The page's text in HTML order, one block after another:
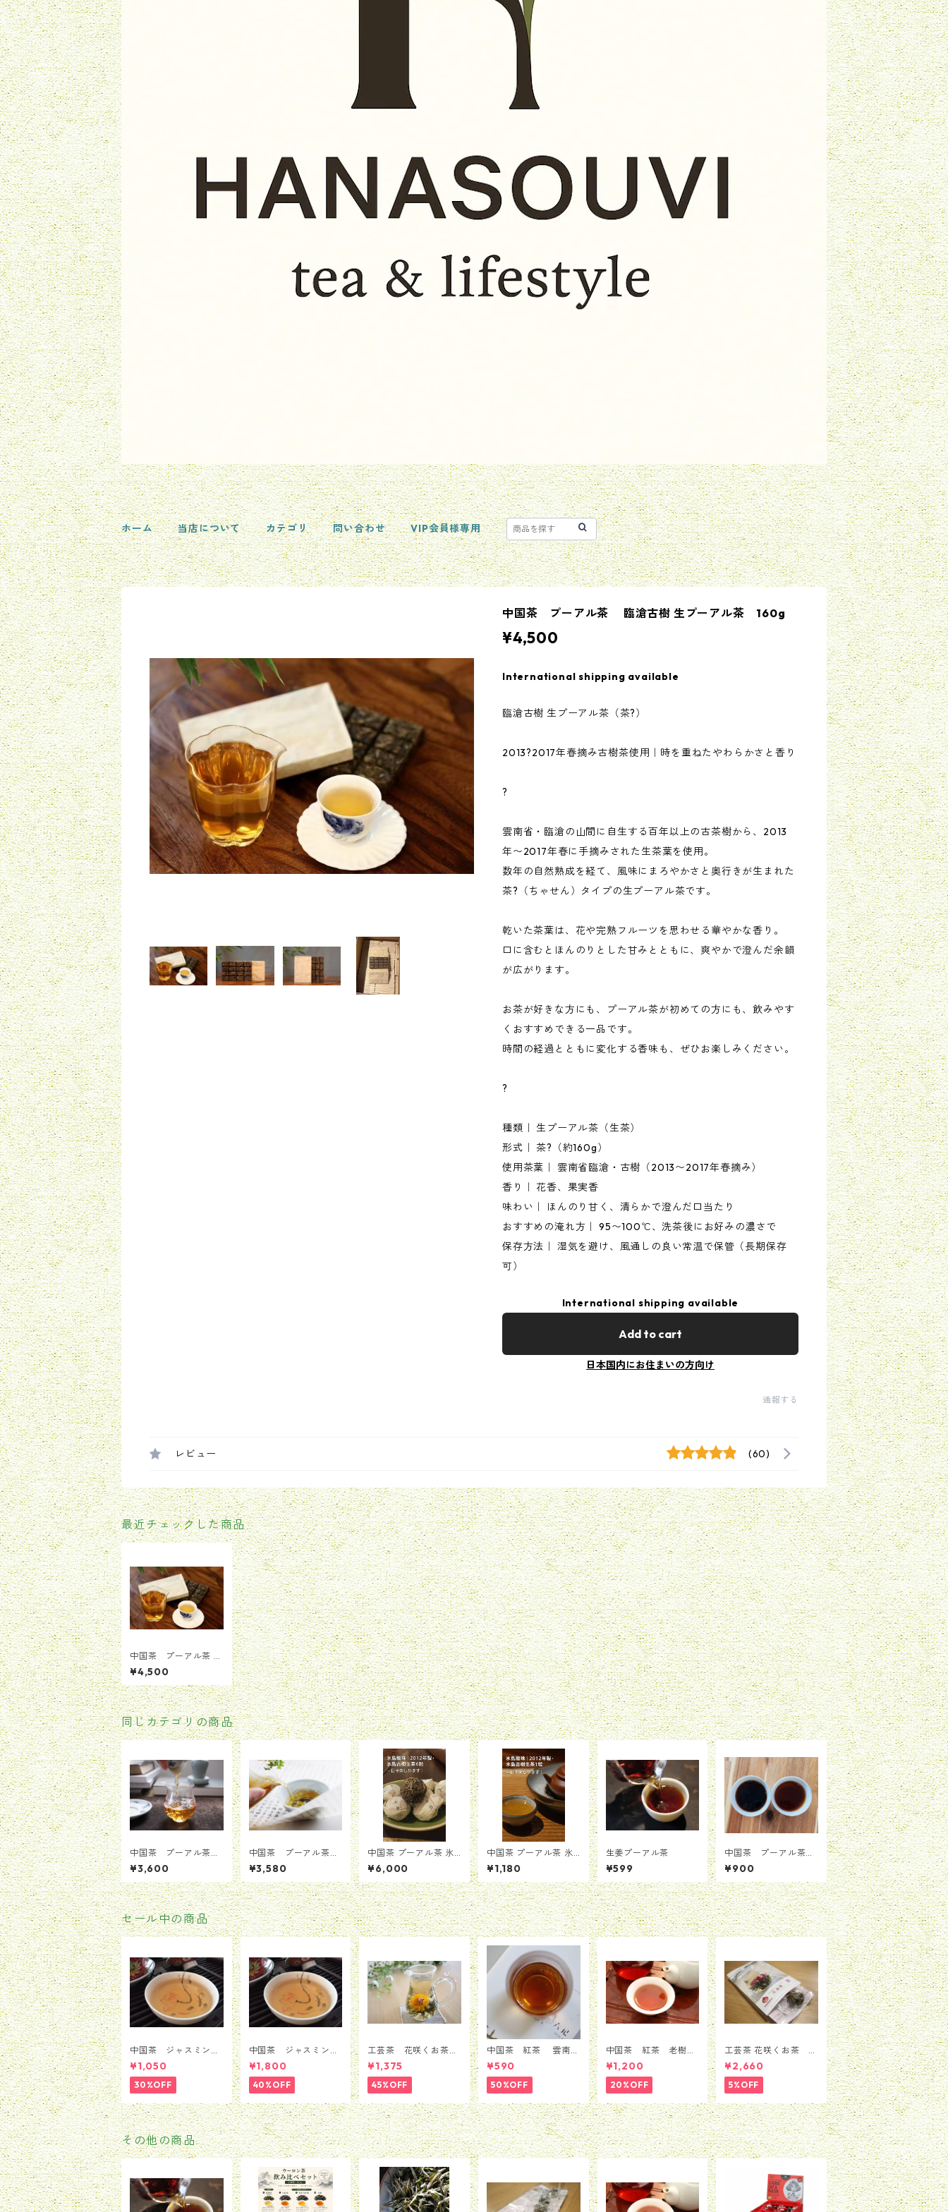
ホーム 当店について カテゴリ 問い合わせ VIP会員様専用
中国茶 プーアル茶 臨滄古樹 生プーアル茶 160g
¥4,500
International shipping available
臨滄古樹 生プーアル茶（茶?）
2013?2017年春摘み古樹茶使用｜時を重ねたやわらかさと香り
?
雲南省・臨滄の山間に自生する百年以上の古茶樹から、2013
年〜2017年春に手摘みされた生茶葉を使用。
数年の自然熟成を経て、風味にまろやかさと奥行きが生まれた
茶?（ちゃせん）タイプの生プーアル茶です。
乾いた茶葉は、花や完熟フルーツを思わせる華やかな香り。
口に含むとほんのりとした甘みとともに、爽やかで澄んだ余韻
が広がります。
お茶が好きな方にも、プーアル茶が初めての方にも、飲みやす
くおすすめできる一品です。
時間の経過とともに変化する香味も、ぜひお楽しみください。
?
種類｜ 生プーアル茶（生茶）
形式｜ 茶?（約160g）
使用茶葉｜ 雲南省臨滄・古樹（2013〜2017年春摘み）
香り｜ 花香、果実香
味わい｜ ほんのり甘く、清らかで澄んだ口当たり
おすすめの淹れ方｜ 95〜100℃、洗茶後にお好みの濃さで
保存方法｜ 湿気を避け、風通しの良い常温で保管（長期保存
可）
International shipping available
Add to cart
日本国内にお住まいの方向け
通報する
レビュー (60)
最近チェックした商品
中国茶 プーアル茶
臨滄古樹 生プーアル
茶 160g
¥4,500
同じカテゴリの商品
中国茶 プーアル茶
2011年布朗喬木古樹プ
ーアル茶 生茶 25g
¥3,600
中国茶 プーアル茶
2012年布朗小喬木プー
アル生茶 50g
¥3,580
中国茶 プーアル茶 氷
島龍珠｜2012年製・氷
島古樹生茶の6粒セッ
ト(50g±)
¥6,000
中国茶 プーアル茶 氷
島龍珠｜2012年製・氷
島古樹生茶の一粒
¥1,180
生姜プーアル茶
¥599
中国茶 プーアル茶
粉末 エキス 茶晶
漢方 冷茶もOK 便
利 痛風予防 糖尿病
予防 新陳代謝 ダイ
エット 普通郵便でお
届け
¥900
セール中の商品
中国茶 ジャスミン
茶 茉莉花茶 銀毫イ
ンハオウ 50ｇ
¥1,050
30%OFF
中国茶 ジャスミン
茶 茉莉花茶 銀毫イ
ンハオウ 100ｇ
¥1,800
40%OFF
工芸茶 花咲くお茶
バラ ローズ 5粒セ
ット（1種類*5粒）
¥1,375
45%OFF
中国茶 紅茶 雲南紅
茶 30ｇ
¥590
50%OFF
中国茶 紅茶 老樹紅
茶 50g
¥1,200
20%OFF
工芸茶 花咲くお茶 中
国伝統花茶 工芸茶8
粒セット
¥2,660
5%OFF
その他の商品